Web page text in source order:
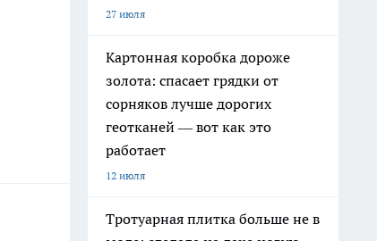
27 июля
Картонная коробка дороже
золота: спасает грядки от
сорняков лучше дорогих
геотканей — вот как это
работает
12 июля
Тротуарная плитка больше не в